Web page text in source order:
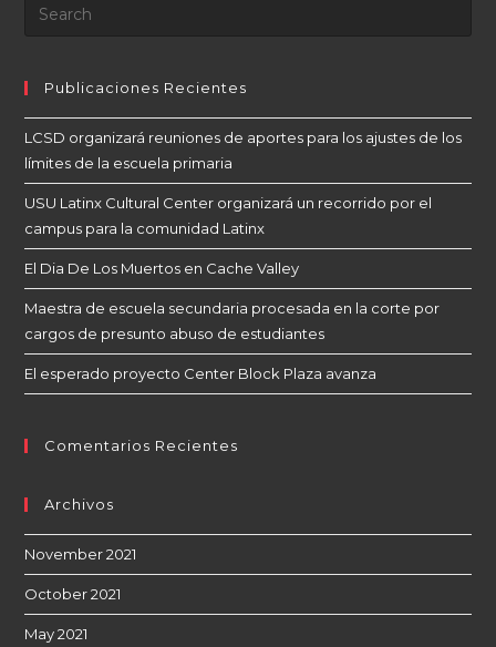
Publicaciones Recientes
LCSD organizará reuniones de aportes para los ajustes de los
límites de la escuela primaria
USU Latinx Cultural Center organizará un recorrido por el
campus para la comunidad Latinx
El Dia De Los Muertos en Cache Valley
Maestra de escuela secundaria procesada en la corte por
cargos de presunto abuso de estudiantes
El esperado proyecto Center Block Plaza avanza
Comentarios Recientes
Archivos
November 2021
October 2021
May 2021